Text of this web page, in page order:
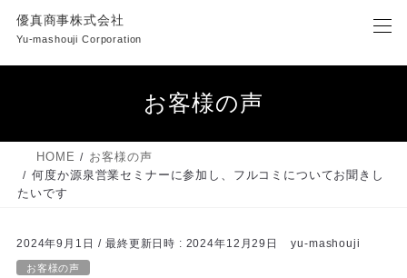
ン
キ
ー
に
優真商事株式会社
Yu-mashouji Corporation
お客様の声
HOME
お客様の声
何度か源泉営業セミナーに参加し、フルコミについてお聞きし
たいです
2024年9月1日 / 最終更新日時 : 2024年12月29日 yu-mashouji
お客様の声